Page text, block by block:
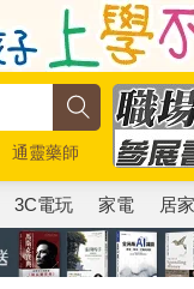
通靈藥師
3C電玩 家電 居